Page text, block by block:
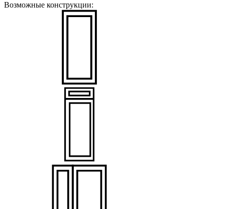
Возможные конструкции: